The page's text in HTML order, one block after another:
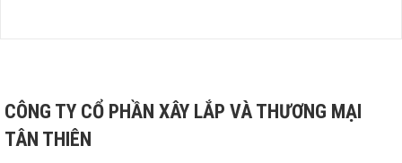
CÔNG TY CỔ PHẦN XÂY LẮP VÀ THƯƠNG MẠI
TÂN THIÊN